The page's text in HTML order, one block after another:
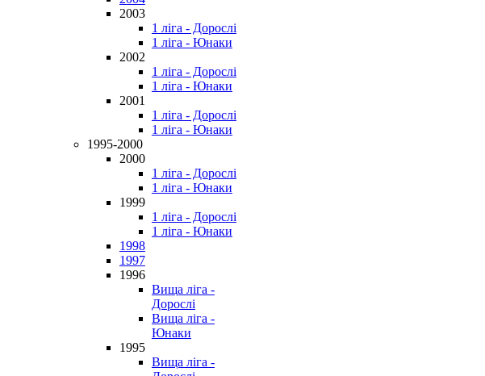
2003
1 ліга - Дорослі
1 ліга - Юнаки
2002
1 ліга - Дорослі
1 ліга - Юнаки
2001
1 ліга - Дорослі
1 ліга - Юнаки
1995-2000
2000
1 ліга - Дорослі
1 ліга - Юнаки
1999
1 ліга - Дорослі
1 ліга - Юнаки
1998
1997
1996
Вища ліга -
Дорослі
Вища ліга -
Юнаки
1995
Вища ліга -